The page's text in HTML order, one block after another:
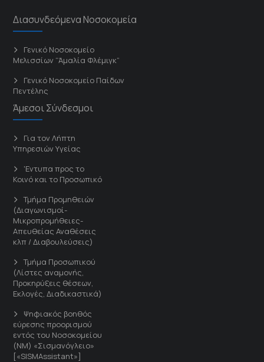
Διασυνδεόμενα Νοσοκομεία
Γενικό Νοσοκομείο
Μελισσίων “Άμαλία Φλέμιγκ”
Γενικό Νοσοκομείο Παίδων
Πεντέλης
Άμεσοι Σύνδεσμοι
Για τον Λήπτη
Υπηρεσιών Υγείας
'Εντυπα προς το
Κοινό και το Προσωπικό
Τμήμα Προμηθειών
(Διαγωνισμοί-
Μικροπρομήθειες-
Απευθείας Αναθέσεις
κλπ / Διαβουλεύσεις)
Τμήμα Προσωπικού
(Λίστες αναμονής,
Προκηρύξεις θέσεων,
Εκλογές, Διαδικαστικά)
Ψηφιακός βοηθός
εύρεσης προορισμού
εντός του Νοσοκομείου
(ΝΜ) «Σισμανόγλειο»
[«SISMAssistant»]